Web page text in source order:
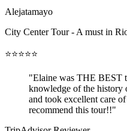
Alejatamayo
City Center Tour - A must in
⭐⭐⭐⭐⭐
"Elaine was THE BEST
knowledge of the history
and took excellent care
recommend this tour!!"